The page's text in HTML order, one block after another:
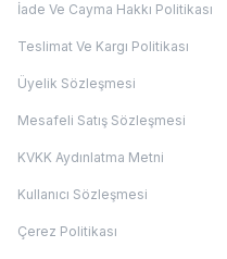
İade Ve Cayma Hakkı Politikası
Teslimat Ve Kargı Politikası
Üyelik Sözleşmesi
Mesafeli Satış Sözleşmesi
KVKK Aydınlatma Metni
Kullanıcı Sözleşmesi
Çerez Politikası